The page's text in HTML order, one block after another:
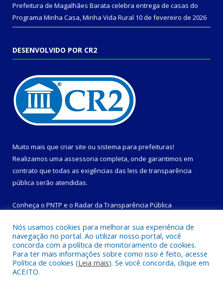
Prefeitura de Magalhães Barata celebra entrega de casas do
Programa Minha Casa, Minha Vida Rural 10 de fevereiro de 2026
DESENVOLVIDO POR CR2
Muito mais que criar site ou sistema para prefeituras!
Realizamos uma assessoria completa, onde garantimos em
contrato que todas as exigências das leis de transparência
pública serão atendidas.
Conheça o PNTP e o Radar da Transparência Pública
Todos os direitos reservados a Prefeitura Municipal de
Magalhães Barata.
Nós usamos cookies para melhorar sua experiência de
navegação no portal. Ao utilizar nosso portal, você
concorda com a política de monitoramento de cookies.
Para ter mais informações sobre como isso é feito, acesse
Política de cookies (Leia mais). Se você concorda, clique em
ACEITO.